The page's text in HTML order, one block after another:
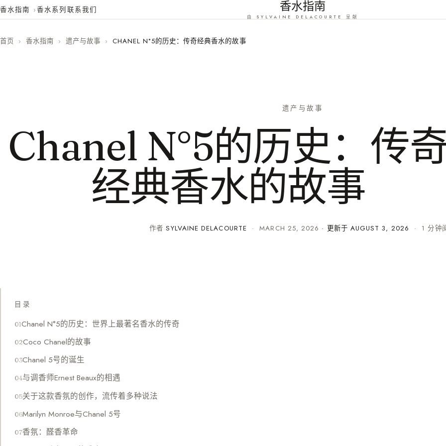
香水指南 香水系列 联系我们 香水指南
由 SYLVAINE DELACOURTE 呈献
首页 › 香水指南 › 遗产与故事 › CHANEL N°5的历史：传奇经典香水的故事
遗产与故事
Chanel N°5的历史：传
经典香水的故事
作者SYLVAINE DELACOURTE ·MARCH 25, 2026 · 更新于 AUGUST 3, 2026 · 1 分钟
目录
Chanel N°5的历史：世界上最著名香水的传奇
Coco Chanel的故事
Chanel 5号的诞生
与调香师Ernest Beaux的相遇
关于这款香氛的创作，流传着多种说法
Marilyn Monroe与Chanel 5号
香氛：醛香革命